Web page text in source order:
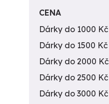
CENA
Dárky do 1000 Kč
Dárky do 1500 Kč
Dárky do 2000 Kč
Dárky do 2500 Kč
Dárky do 3000 Kč